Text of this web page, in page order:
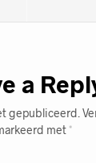
a
gepubliceerd.
met *